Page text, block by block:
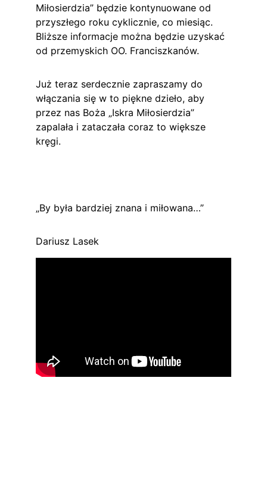
Miłosierdzia” będzie kontynuowane od
przyszłego roku cyklicznie, co miesiąc.
Bliższe informacje można będzie uzyskać
od przemyskich OO. Franciszkanów.
Już teraz serdecznie zapraszamy do
włączania się w to piękne dzieło, aby
przez nas Boża „Iskra Miłosierdzia”
zapalała i zataczała coraz to większe
kręgi.
„By była bardziej znana i miłowana…”
Dariusz Lasek